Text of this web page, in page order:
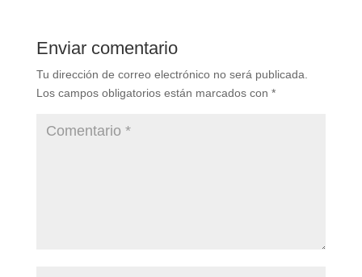
Enviar comentario
Tu dirección de correo electrónico no será publicada.
Los campos obligatorios están marcados con *